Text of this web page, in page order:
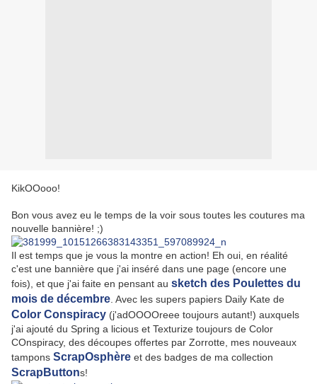
KikOOooo!
Bon vous avez eu le temps de la voir sous toutes les coutures ma
nouvelle bannière! ;)
Il est temps que je vous la montre en action! Eh oui, en réalité
c'est une bannière que j'ai inséré dans une page (encore une
fois), et que j'ai faite en pensant au sketch des Poulettes du
mois de décembre . Avec les supers papiers Daily Kate de
Color Conspiracy (j'adOOOOreee toujours autant!) auxquels
j'ai ajouté du Spring a licious et Texturize toujours de Color
COnspiracy, des découpes offertes par Zorrotte, mes nouveaux
tampons ScrapOsphère et des badges de ma collection
ScrapButtons!